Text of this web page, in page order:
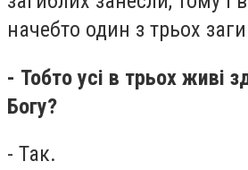
начебто один з трьох
- Тобто усі в трьох живі
Богу?
- Так.